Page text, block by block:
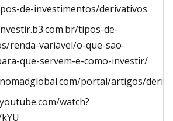
de-investimentos/derivativos
tipos-de-
renda-variavel/o-que-sao-
que-servem-e-como-investir/
portal/artigos/
watch?